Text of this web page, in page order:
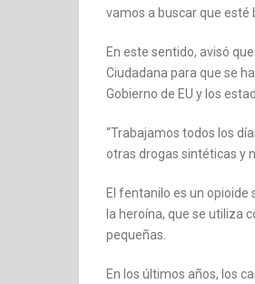
vamos a buscar que esté
En este sentido, avisó
Ciudadana para que se
Gobierno de EU y los
“Trabajamos todos los
otras drogas sintéticas y
El fentanilo es un
la heroína, que se utiliza
pequeñas.
En los últimos años, los